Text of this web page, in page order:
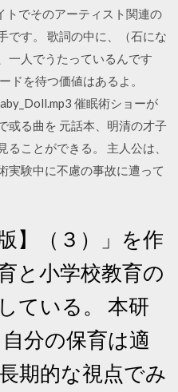
トでそのアーティスト関連の
です。 歌詞の中に、（石にな
一人でうたっているんです
ドを待つ価値はあるよ。
催眠術ショーが
或る曲を 元話本、明清の才子
ことができる。 主人公は、
実験中に不慮の事故に遭って
】（３）」を作
と小学校教育の
ている。 本研
分の保育は適
期的な視点でみ